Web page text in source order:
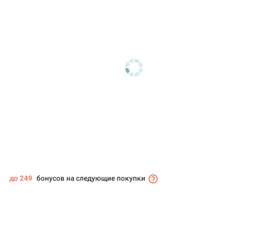
до 249 бонусов на следующие покупки